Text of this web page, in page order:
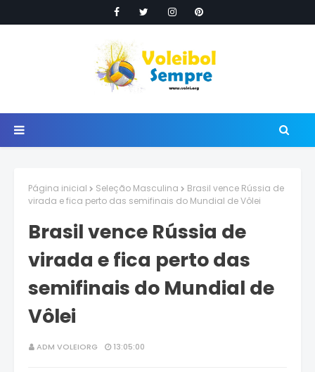
Página inicial Seleção Masculina
Brasil vence Rússia de
virada e fica perto das semifinais do Mundial de Vôlei
Brasil vence Rússia de
virada e fica perto das
semifinais do Mundial de
Vôlei
ADM VOLEIORG 13:05:00